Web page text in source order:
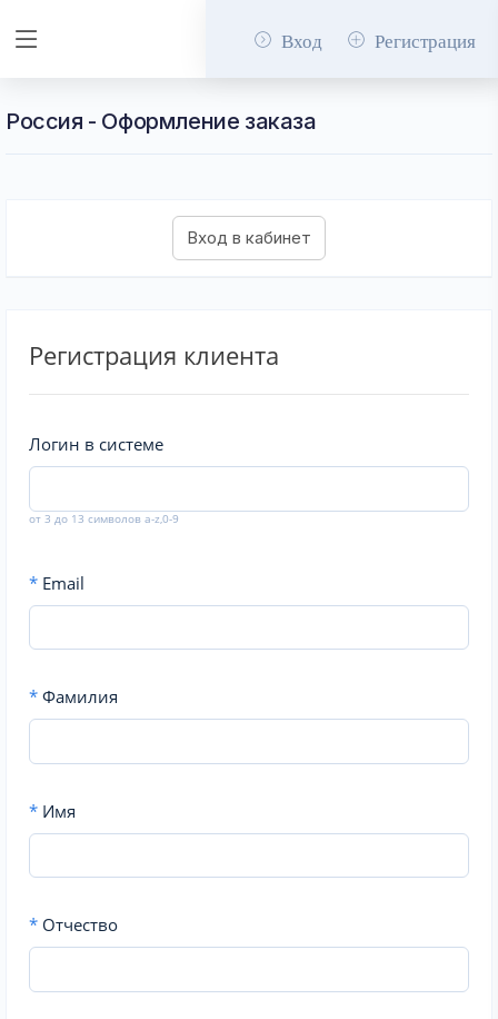
Вход Регистрация
Россия - Оформление заказа
Регистрация клиента
Логин в системе
от 3 до 13 символов a-z,0-9
* Email
* Фамилия
* Имя
* Отчество